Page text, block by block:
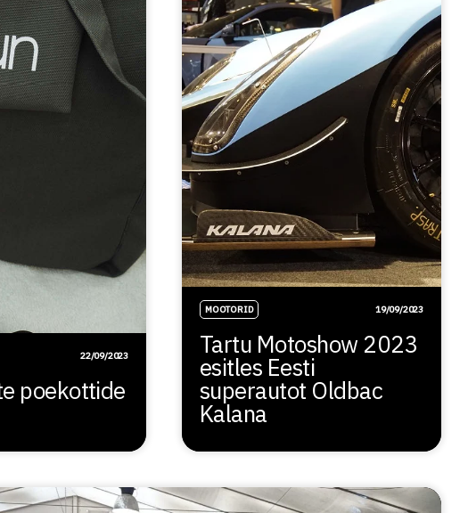
22/09/2023
poekottide
MOOTORID 19/09/2023
Tartu Motoshow 2023
esitles Eesti
superautot Oldbac
Kalana